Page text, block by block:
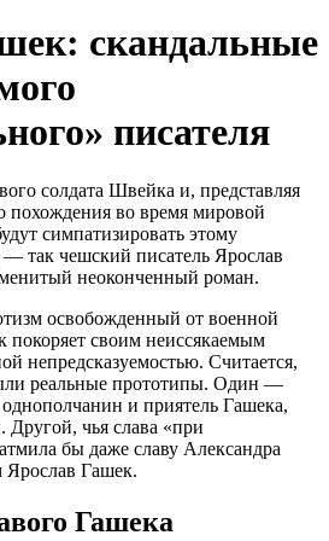
скандальные
писателя
солдата Швейка и, представляя
похождения во время мировой
симпатизировать этому
так чешский писатель Ярослав
неоконченный роман.
освобожденный от военной
покоряет своим неиссякаемым
непредсказуемостью. Считается,
реальные прототипы. Один —
и приятель Гашека,
Другой, чья слава «при
бы даже славу Александра
Ярослав Гашек.
Гашека